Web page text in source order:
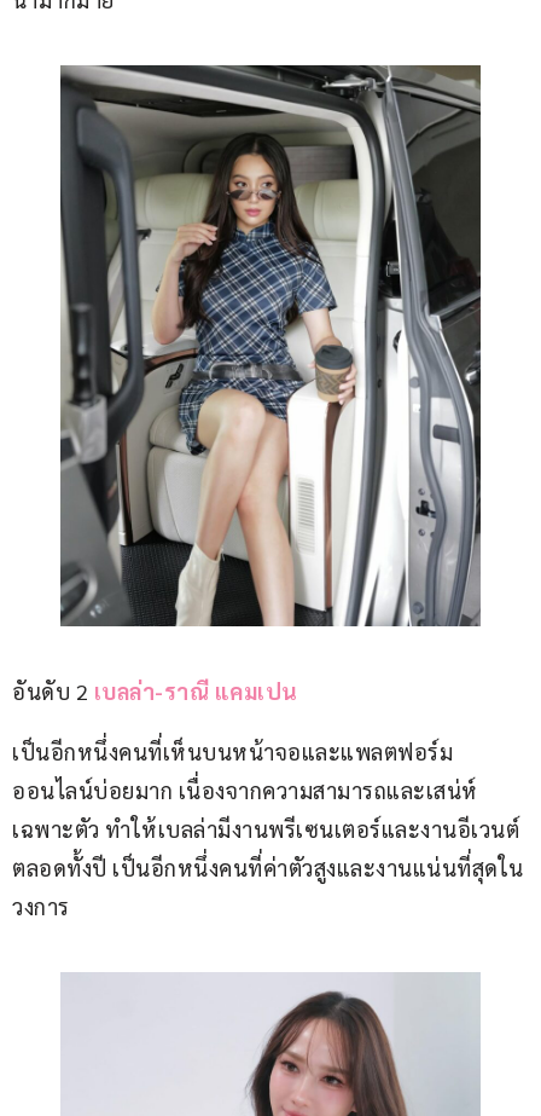
อันดับ 2 เบลล่า-ราณี แคมเปน
เป็นอีกหนึ่งคนที่เห็นบนหน้าจอและแพลตฟอร์ม
ออนไลน์บ่อยมาก เนื่องจากความสามารถและเสน่ห์
เฉพาะตัว ทำให้เบลล่ามีงานพรีเซนเตอร์และงานอีเวนต์
ตลอดทั้งปี เป็นอีกหนึ่งคนที่ค่าตัวสูงและงานแน่นที่สุดใน
วงการ